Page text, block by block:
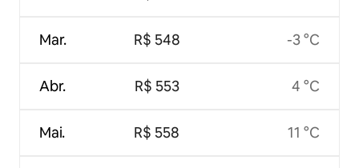
Mar.
Abr.
Mai.
R$ 548
R$ 553
R$ 558
-3 °C
4 °C
11 °C